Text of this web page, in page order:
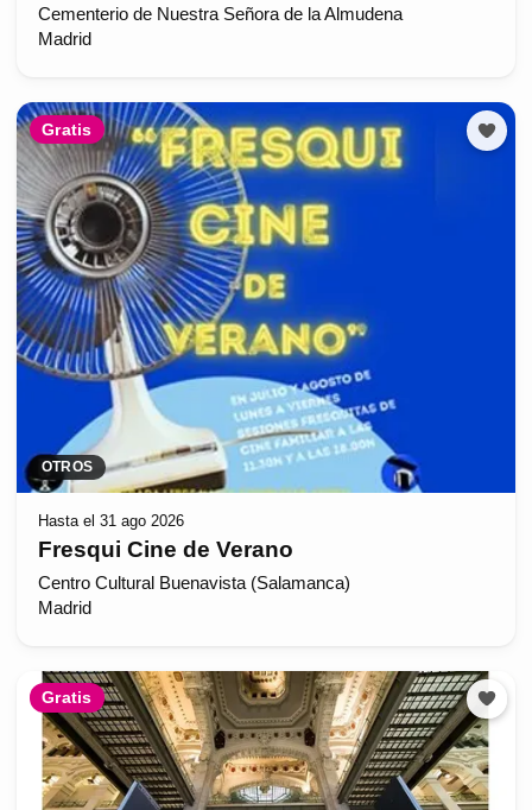
Cementerio de Nuestra Señora de la Almudena
Madrid
Gratis
OTROS
Hasta el 31 ago 2026
Fresqui Cine de Verano
Centro Cultural Buenavista (Salamanca)
Madrid
Gratis